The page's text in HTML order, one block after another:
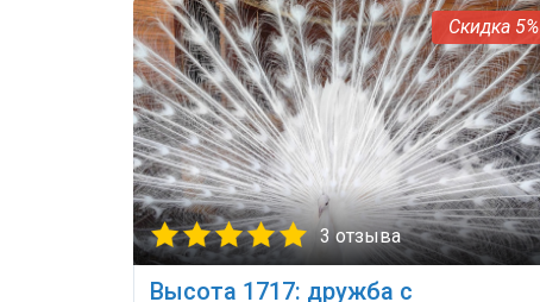
5%
3 отзыва
Высота 1717: дружба с